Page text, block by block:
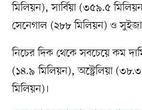
মিলিয়ন), সার্বিয়া (৩৫৯.৫
সেনেগাল (২৮৮ মিলিয়ন) ও
নিচের দিক থেকে সবচেয়ে কম
(১৪.৯ মিলিয়ন), অস্ট্রেলিয়া
মিলিয়ন)।